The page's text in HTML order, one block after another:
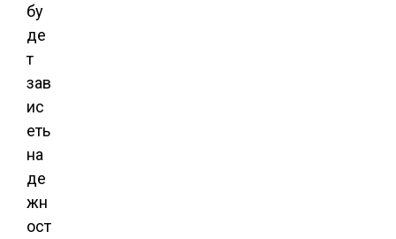
бу
де
т
зав
ис
еть
на
де
жн
ост